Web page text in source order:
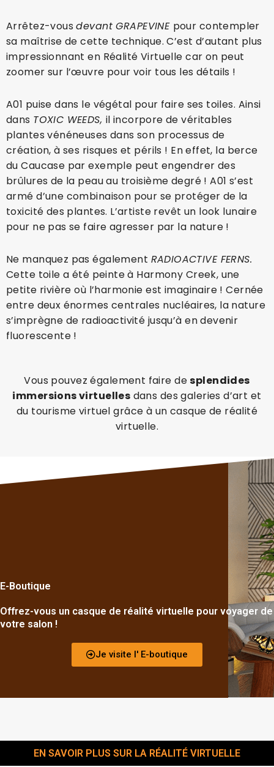
Arrêtez-vousdevant GRAPEVINE pour contempler
sa maîtrise de cette technique. C’est d’autant plus
impressionnant en Réalité Virtuelle car on peut
zoomer sur l’œuvre pour voir tous les détails !
A01 puise dans le végétal pour faire ses toiles. Ainsi
dans TOXIC WEEDS, il incorpore de véritables
plantes vénéneuses dans son processus de
création, à ses risques et périls ! En effet, la berce
du Caucase par exemple peut engendrer des
brûlures de la peau au troisième degré ! A01 s’est
armé d’une combinaison pour se protéger de la
toxicité des plantes. L’artiste revêt un look lunaire
pour ne pas se faire agresser par la nature !
Ne manquez pas également RADIOACTIVE FERNS.
Cette toile a été peinte à Harmony Creek, une
petite rivière où l’harmonie est imaginaire ! Cernée
entre deux énormes centrales nucléaires, la nature
s’imprègne de radioactivité jusqu’à en devenir
fluorescente !
Vous pouvez également faire desplendides
immersions virtuelles dans des galeries d’art et
du tourisme virtuel grâce à un casque de réalité
virtuelle.
E-Boutique
Offrez-vous un casque de réalité virtuelle pour voyager de
votre salon !
Je visite l' E-boutique
EN SAVOIR PLUS SUR LA RÉALITÉ VIRTUELLE